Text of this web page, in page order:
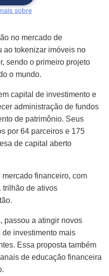
sobre
no mercado de
ao tokenizar imóveis no
sendo o primeiro projeto
o mundo.
capital de investimento e
administração de fundos
de patrimônio. Seus
por 64 parceiros e 175
de capital aberto
financeiro, com
trilhão de ativos
passou a atingir novos
investimento mais
Essa proposta também
de educação financeira